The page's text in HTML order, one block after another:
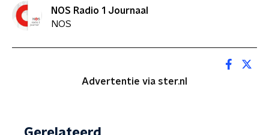
NOS Radio 1 Journaal
NOS
Advertentie via ster.nl